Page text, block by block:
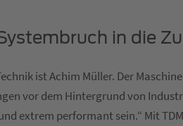
in die
ist Achim Müller. Der
vor dem Hintergrund von
extrem performant sein.“ Mit